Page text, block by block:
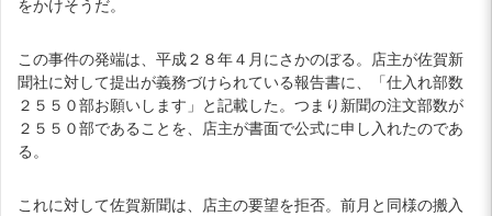
をかけそうだ。
この事件の発端は、平成２８年４月にさかのぼる。店主が佐賀新
聞社に対して提出が義務づけられている報告書に、「仕入れ部数
２５５０部お願いします」と記載した。つまり新聞の注文部数が
２５５０部であることを、店主が書面で公式に申し入れたのであ
る。
これに対して佐賀新聞は、店主の要望を拒否。前月と同様の搬入